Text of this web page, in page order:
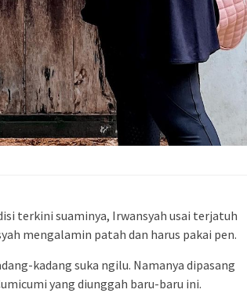
terkini suaminya, Irwansyah usai terjatuh
mengalamin patah dan harus pakai pen.
kadang suka ngilu. Namanya dipasang
yang diunggah baru-baru ini.